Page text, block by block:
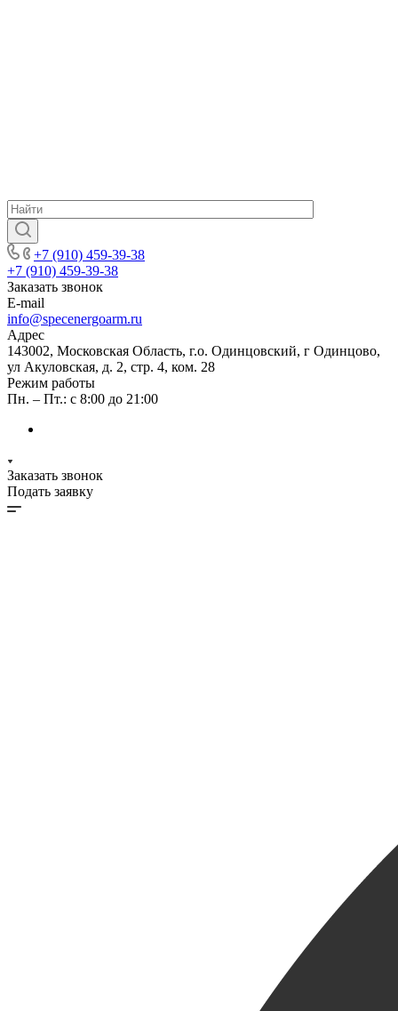
+7 (910) 459-39-38
+7 (910) 459-39-38
Заказать звонок
E-mail
info@specenergoarm.ru
Адрес
143002, Московская Область, г.о. Одинцовский, г Одинцово,
ул Акуловская, д. 2, стр. 4, ком. 28
Режим работы
Пн. – Пт.: с 8:00 до 21:00
Заказать звонок
Подать заявку